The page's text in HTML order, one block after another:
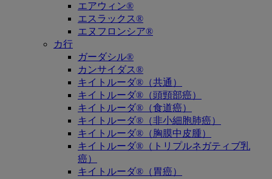
エアウィン®
エスラックス®
エヌフロンシア®
カ行
ガーダシル®
カンサイダス®
キイトルーダ®（共通）
キイトルーダ®（頭頸部癌）
キイトルーダ®（食道癌）
キイトルーダ®（非小細胞肺癌）
キイトルーダ®（胸膜中皮腫）
キイトルーダ®（トリプルネガティブ乳
癌）
キイトルーダ®（胃癌）